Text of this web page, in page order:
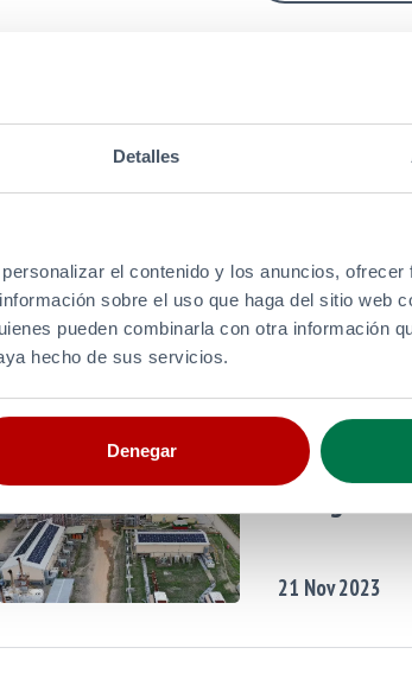
Detalles
el contenido y los anuncios,
sobre el uso que haga del sitio web
pueden combinarla con otra información
hecho de sus servicios.
Denegar
Mejora De
29Nov2023
Puma
Refinería
21 Nov2023